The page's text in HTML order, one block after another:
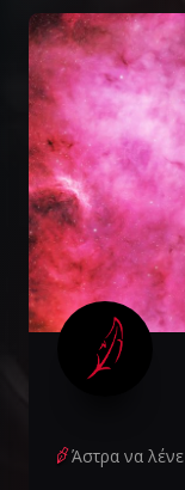
Άστρα να λένε